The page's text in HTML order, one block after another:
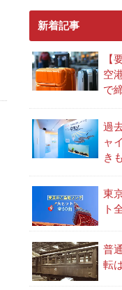
新着記事
【
空
で
過
ャ
き
東
ト
普
転